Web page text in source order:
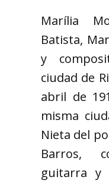
Marília
Batista,
y
ciudad de
abril de
misma
Nieta del
Barros,
guitarra y